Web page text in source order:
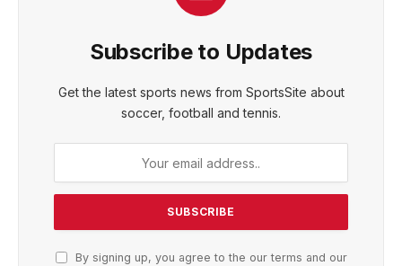
Subscribe to Updates
Get the latest sports news from SportsSite about
soccer, football and tennis.
By signing up, you agree to the our terms and our